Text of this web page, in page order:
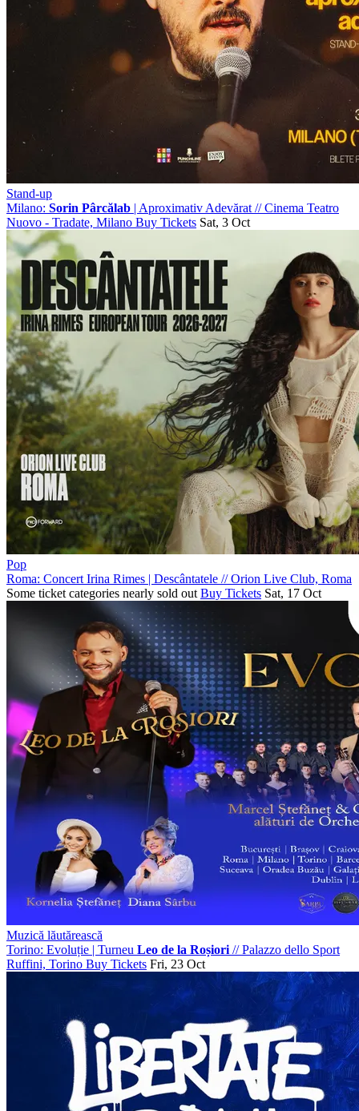
Stand-up
Milano: Sorin Pârcălab | Aproximativ Adevărat //Cinema Teatro
Nuovo - Tradate, Milano Buy Tickets Sat, 3 Oct
Pop
Roma: Concert Irina Rimes | Descântatele //Orion Live Club, Roma
Some ticket categories nearly sold out Buy Tickets Sat, 17 Oct
Muzică lăutărească
Torino: Evoluție | Turneu Leo de la Roșiori //Palazzo dello Sport
Ruffini, Torino Buy Tickets Fri, 23 Oct